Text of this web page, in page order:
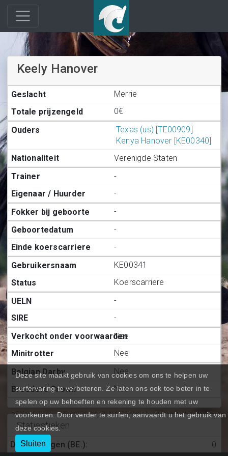
Keely Hanover
Merrie
0€
Texas (us) [TE00909]
Kenya Hanover [KE00340]
Verenigde Staten
-
-
-
-
-
KE00341
Koerscarriere
-
-
Nee
Nee
Nee
Nee
Statiestieken
Deelnemingen (BE.): 0
Deze site maakt gebruik van cookies om ons te helpen uw
surfervaring te verbeteren. Ze laten ons ook toe beter in te
spelen op uw behoeften en rekening te houden met uw
voorkeuren. Door verder te surfen, aanvaardt u het gebruik van
deze cookies.
Sluiten